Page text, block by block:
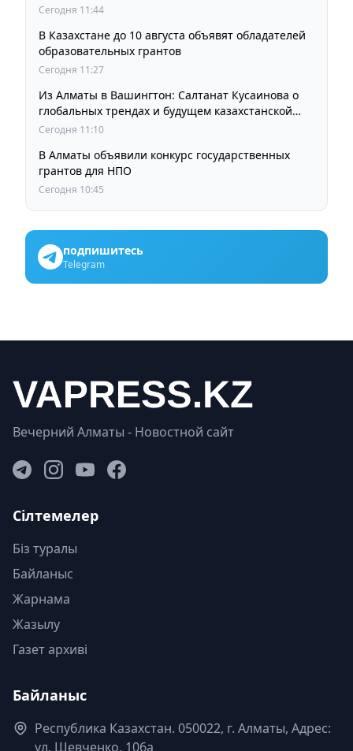
Сегодня 11:44
В Казахстане до 10 августа объявят обладателей
образовательных грантов
Сегодня 11:27
Из Алматы в Вашингтон: Салтанат Кусаинова о
глобальных трендах и будущем казахстанской
школы
Сегодня 11:10
В Алматы объявили конкурс государственных
грантов для НПО
Сегодня 10:45
подпишитесь
Telegram
Вечерний Алматы - Новостной сайт
Сілтемелер
Біз туралы
Байланыс
Жарнама
Жазылу
Газет архиві
Байланыс
Республика Казахстан. 050022, г. Алматы, Адрес:
ул. Шевченко, 106а